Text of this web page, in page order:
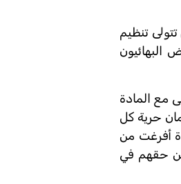
وطني للبهائية عام 1925، وكانت المحافل تتولى تنظيم
ويتعرض البهائيون
تتماشى مع المادة
صدقت عليه مصر وأصبح جزءاً من تشريعها الوطني عام 1982) في ضمان حرية كل
أفرغت من
من حقهم في